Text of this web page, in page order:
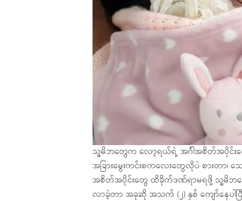
သူ့မိဘတွေက လော့ရယ်ရဲ့ အင်္ဂါအစိတ်အပိုင်
အခြားမွေးကင်းစကလေးတွေလိုပဲ စားတာ၊
အစိတ်အပိုင်းတွေ ထိခိုက်ဒဏ်ရာမရဖို့ သူ့မိဘတွ
လာခဲ့တာ အခုဆို အသက် (၂) နှစ် ကျော်နေ